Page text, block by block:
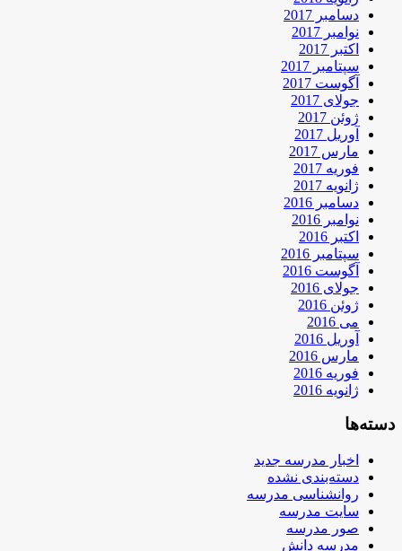
دسامبر 2017
نوامبر 2017
اکتبر 2017
سپتامبر 2017
آگوست 2017
جولای 2017
ژوئن 2017
آوریل 2017
مارس 2017
فوریه 2017
ژانویه 2017
دسامبر 2016
نوامبر 2016
اکتبر 2016
سپتامبر 2016
آگوست 2016
جولای 2016
ژوئن 2016
می 2016
آوریل 2016
مارس 2016
فوریه 2016
ژانویه 2016
دسته‌ها
اخبار مدرسه جدید
دسته‌بندی نشده
روانشناسی مدرسه
سایت مدرسه
صور مدرسه
مدرسه دانش